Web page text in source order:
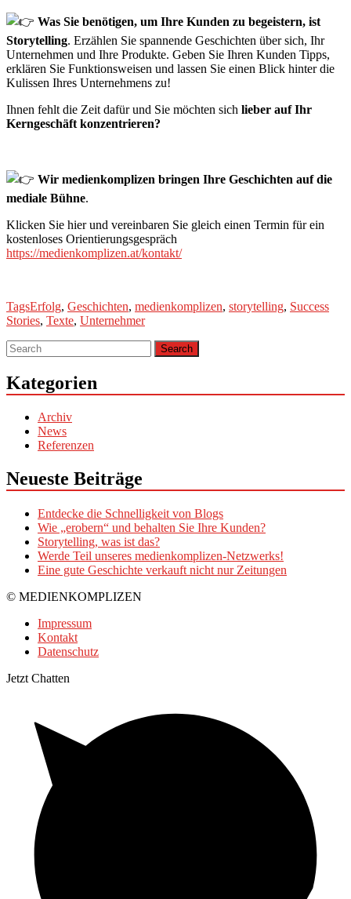
Was Sie benötigen, um Ihre Kunden zu begeistern, ist
Storytelling. Erzählen Sie spannende Geschichten über sich, Ihr
Unternehmen und Ihre Produkte. Geben Sie Ihren Kunden Tipps,
erklären Sie Funktionsweisen und lassen Sie einen Blick hinter die
Kulissen Ihres Unternehmens zu!
Ihnen fehlt die Zeit dafür und Sie möchten sich lieber auf Ihr
Kerngeschäft konzentrieren?
Wir medienkomplizen bringen Ihre Geschichten auf die
mediale Bühne.
Klicken Sie hier und vereinbaren Sie gleich einen Termin für ein
kostenloses Orientierungsgespräch
https://medienkomplizen.at/kontakt/
TagsErfolg, Geschichten, medienkomplizen, storytelling, Success
Stories, Texte, Unternehmer
Kategorien
Archiv
News
Referenzen
Neueste Beiträge
Entdecke die Schnelligkeit von Blogs
Wie „erobern“ und behalten Sie Ihre Kunden?
Storytelling, was ist das?
Werde Teil unseres medienkomplizen-Netzwerks!
Eine gute Geschichte verkauft nicht nur Zeitungen
© MEDIENKOMPLIZEN
Impressum
Kontakt
Datenschutz
Jetzt Chatten